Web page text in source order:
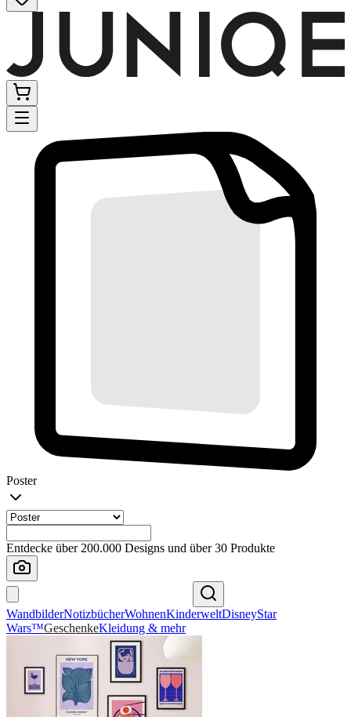
Poster
Entdecke über 200.000 Designs und über 30 Produkte
WandbilderNotizbücherWohnenKinderweltDisneyStar
Wars™GeschenkeKleidung & mehr